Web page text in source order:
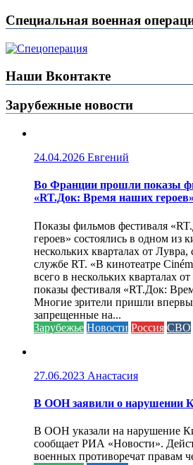
Специальная военная
Наши Вконтакте
Зарубежные новости
24.04.2026 Евгений
Во Франции прошли показы
«RT.Док: Время наших героев»
Показы фильмов фестиваля
героев» состоялись в одном из
нескольких кварталах от
службе RT. «В кинотеатре
всего в нескольких кварталах
показы фестиваля «RT.Док:
Многие зрители пришли
запрещенные на...
Зарубежье Новости Россия СВО
27.06.2023 Анастасия
В ООН заявили о нарушении
В ООН указали на нарушение
сообщает РИА «Новости».
военных противоречат правам